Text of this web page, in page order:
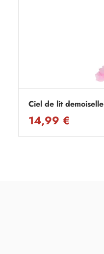
Ciel de lit demoiselle
14,99 €